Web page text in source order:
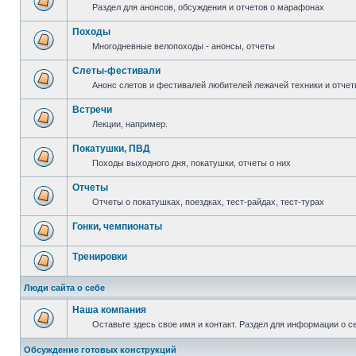
Раздел для анонсов, обсуждения и отчетов о марафонах
Походы
Многодневные велопоходы - анонсы, отчеты
Слеты-фестивали
Анонс слетов и фестивалей любителей лежачей техники и
Встречи
Лекции, например.
Покатушки, ПВД
Походы выходного дня, покатушки, отчеты о них
Отчеты
Отчеты о покатушках, поездках, тест-райдах, тест-турах
Гонки, чемпионаты
Тренировки
Люди сайта о себе
Наша компания
Оставьте здесь свое имя и контакт. Раздел для информации о
Обсуждение готовых конструкций